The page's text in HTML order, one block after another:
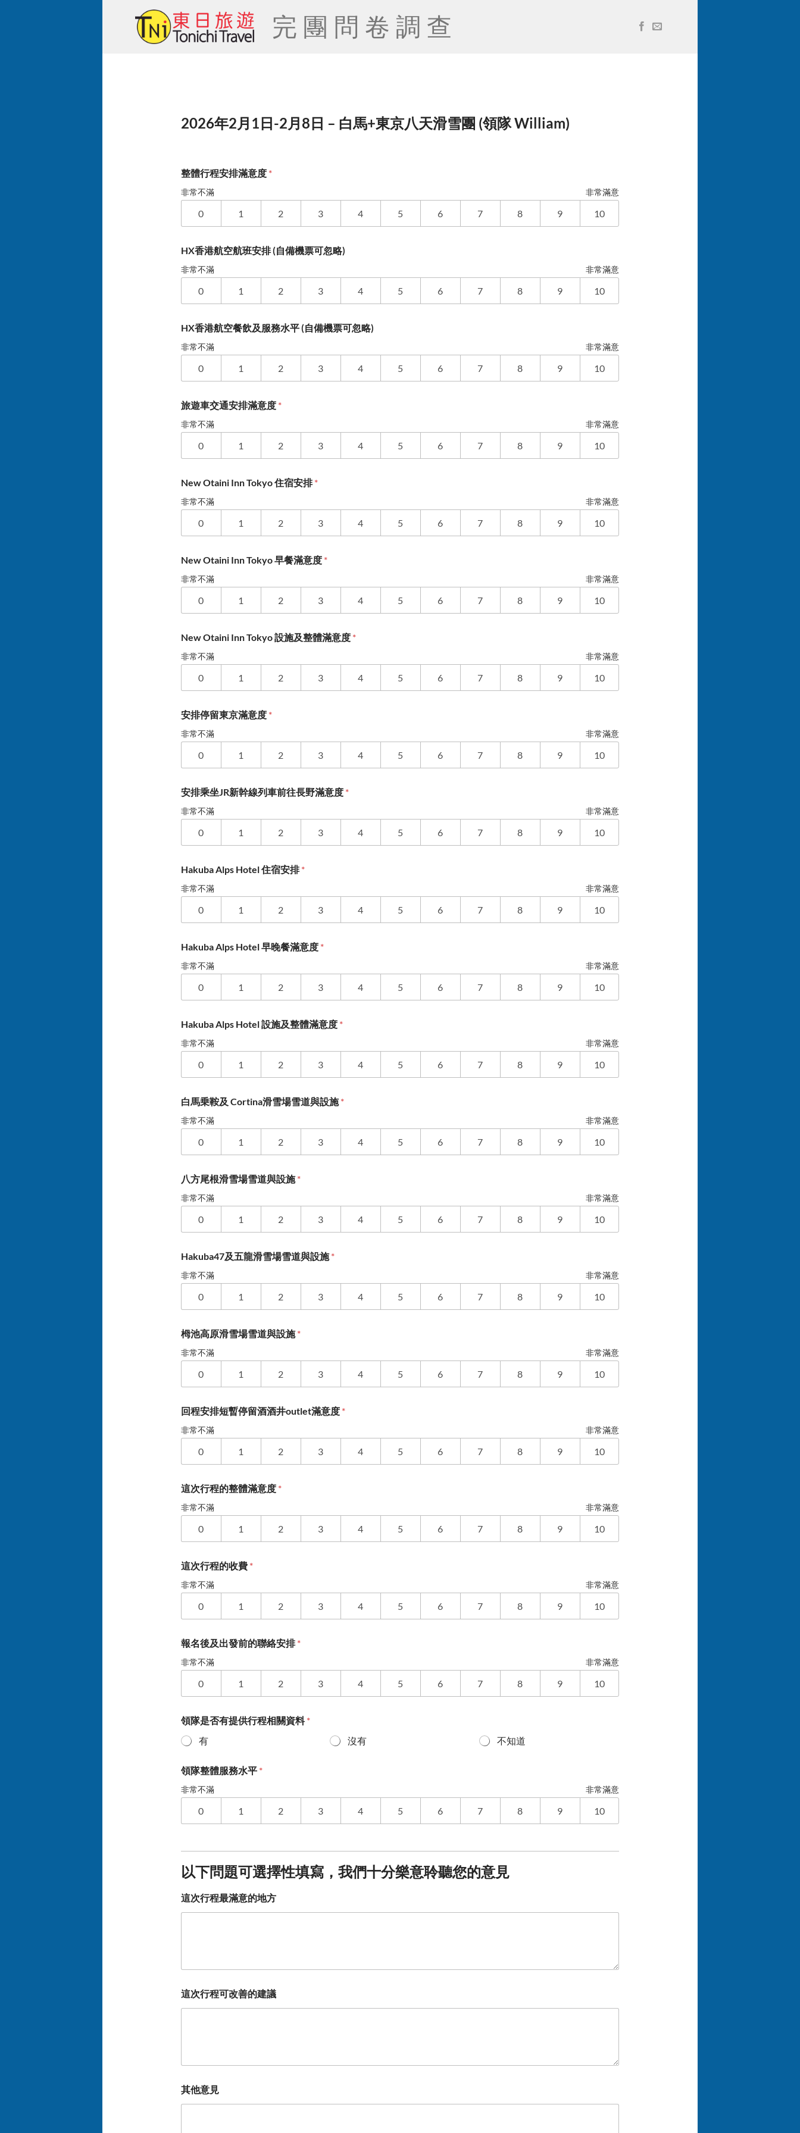
完團問卷調查
2026年2月1日-2月8日 – 白馬+東京八天滑雪團 (領隊 William)
整體行程安排滿意度 *
非常不滿 非常滿意
0 1 2 3 4 5 6 7 8 9 10
HX香港航空航班安排 (自備機票可忽略)
非常不滿 非常滿意
0 1 2 3 4 5 6 7 8 9 10
HX香港航空餐飲及服務水平 (自備機票可忽略)
非常不滿 非常滿意
0 1 2 3 4 5 6 7 8 9 10
旅遊車交通安排滿意度 *
非常不滿 非常滿意
0 1 2 3 4 5 6 7 8 9 10
New Otaini Inn Tokyo 住宿安排*
非常不滿 非常滿意
0 1 2 3 4 5 6 7 8 9 10
New Otaini Inn Tokyo 早餐滿意度 *
非常不滿 非常滿意
0 1 2 3 4 5 6 7 8 9 10
New Otaini Inn Tokyo 設施及整體滿意度 *
非常不滿 非常滿意
0 1 2 3 4 5 6 7 8 9 10
安排停留東京滿意度 *
非常不滿 非常滿意
0 1 2 3 4 5 6 7 8 9 10
安排乘坐JR新幹線列車前往長野滿意度 *
非常不滿 非常滿意
0 1 2 3 4 5 6 7 8 9 10
Hakuba Alps Hotel 住宿安排*
非常不滿 非常滿意
0 1 2 3 4 5 6 7 8 9 10
Hakuba Alps Hotel 早晚餐滿意度 *
非常不滿 非常滿意
0 1 2 3 4 5 6 7 8 9 10
Hakuba Alps Hotel 設施及整體滿意度 *
非常不滿 非常滿意
0 1 2 3 4 5 6 7 8 9 10
白馬乗鞍及 Cortina滑雪場雪道與設施*
非常不滿 非常滿意
0 1 2 3 4 5 6 7 8 9 10
八方尾根滑雪場雪道與設施*
非常不滿 非常滿意
0 1 2 3 4 5 6 7 8 9 10
Hakuba47及五龍滑雪場雪道與設施*
非常不滿 非常滿意
0 1 2 3 4 5 6 7 8 9 10
栂池高原滑雪場雪道與設施*
非常不滿 非常滿意
0 1 2 3 4 5 6 7 8 9 10
回程安排短暫停留酒酒井outlet滿意度 *
非常不滿 非常滿意
0 1 2 3 4 5 6 7 8 9 10
這次行程的整體滿意度 *
非常不滿 非常滿意
0 1 2 3 4 5 6 7 8 9 10
這次行程的收費 *
非常不滿 非常滿意
0 1 2 3 4 5 6 7 8 9 10
報名後及出發前的聯絡安排*
非常不滿 非常滿意
0 1 2 3 4 5 6 7 8 9 10
領隊是否有提供行程相關資料*
有
沒有 不知道
領隊整體服務水平 *
非常不滿 非常滿意
0 1 2 3 4 5 6 7 8 9 10
以下問題可選擇性填寫，我們十分樂意聆聽您的意見
這次行程最滿意的地方
這次行程可改善的建議
其他意見